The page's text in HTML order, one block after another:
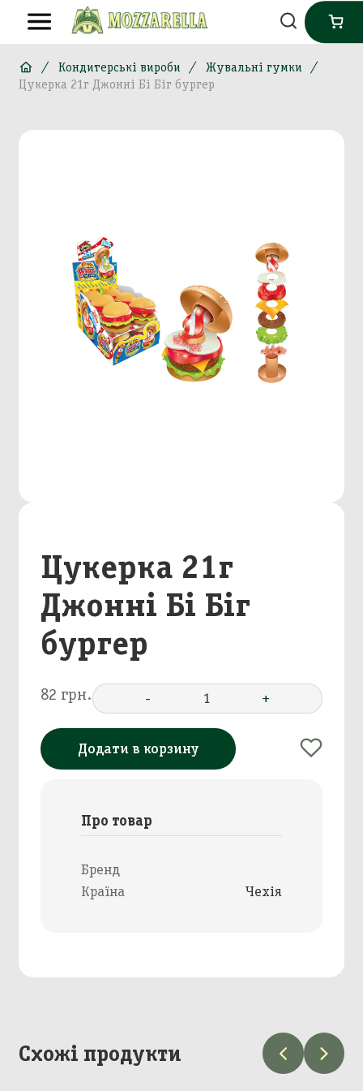
Кондитерські вироби
Жувальні гумки
Цукерка 21г Джонні Бі Біг бургер
Цукерка 21г
Джонні Бі Біг
бургер
82 грн. - 1 +
Додати в корзину
Про товар
Бренд
Країна
Чехія
Схожі продукти